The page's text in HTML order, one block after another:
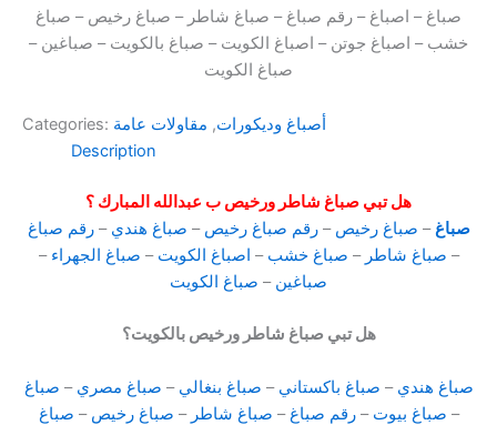
صباغ – اصباغ – رقم صباغ – صباغ شاطر – صباغ رخيص – صباغ
خشب – اصباغ جوتن – اصباغ الكويت – صباغ بالكويت – صباغين –
صباغ الكويت
Categories: أصباغ وديكورات, مقاولات عامة
Description
هل تبي صباغ شاطر ورخيص ب عبدالله المبارك ؟
صباغ– صباغ رخيص –رقم صباغ رخيص – صباغ هندي –رقم صباغ
– صباغ شاطر – صباغ خشب – اصباغ الكويت – صباغ الجهراء –
صباغين – صباغ الكويت
هل تبي صباغ شاطر ورخيص بالكويت؟
صباغ هندي – صباغ باكستاني – صباغ بنغالي – صباغ مصري – صباغ
– صباغ بيوت –رقم صباغ – صباغ شاطر – صباغ رخيص – صباغ